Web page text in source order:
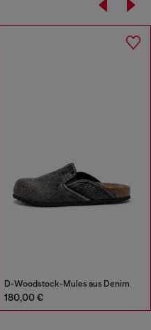
D-Woodstock-Mules aus Denim
180,00 €